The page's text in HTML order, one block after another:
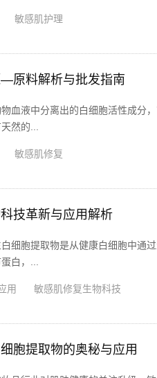
敏感肌护理
原料解析与批发指南
血液中分离出的白细胞活性成分
然的...
敏感肌修复
技革新与应用解析
细胞提取物是从健康白细胞中通
白，...
用 敏感肌修复生物科技
胞提取物的奥秘与应用